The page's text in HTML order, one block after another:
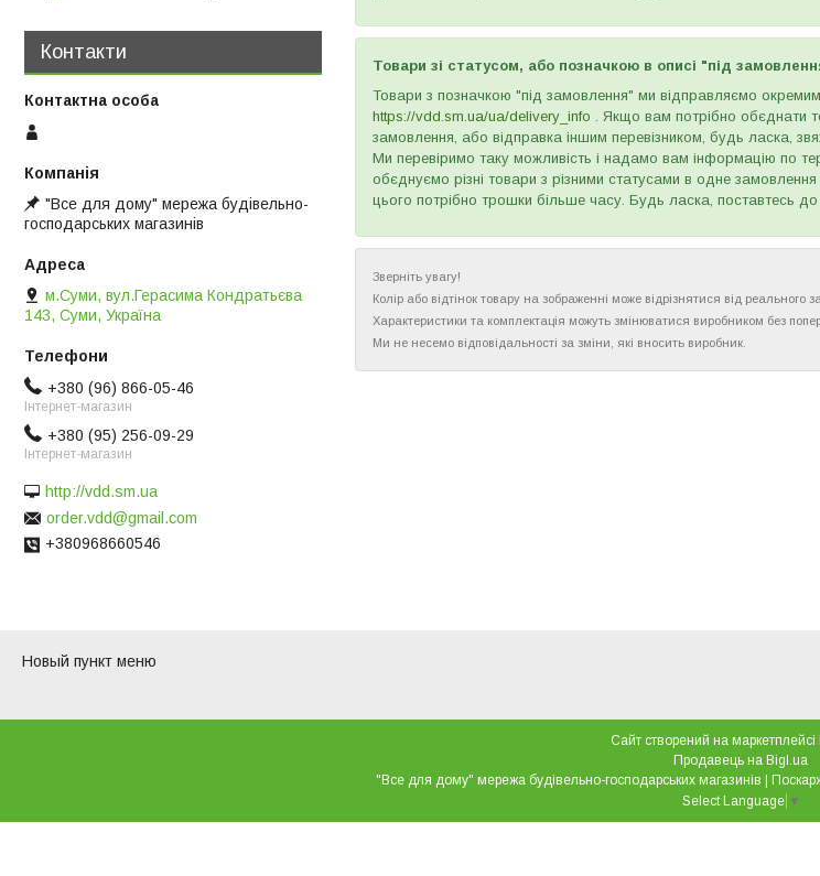
Товари зі статусом, або позначкою в описі "під
Товари з позначкою "під замовлення" ми відправляємо
https://vdd.sm.ua/ua/delivery_info . Якщо вам потрібно обєднати
замовлення, або відправка іншим перевізником, будь ласка,
Ми перевіримо таку можливість і надамо вам інформацію по
обєднуємо різні товари з різними статусами в одне
цього потрібно трошки більше часу. Будь ласка, поставтесь до
Зверніть увагу!
Колір або відтінок товару на зображенні може відрізнятися від
Характеристики та комплектація можуть змінюватися виробником без
Ми не несемо відповідальності за зміни, які вносить виробник.
Контакти
"Все для дому" мережа будівельно-
господарських магазинів
м.Суми, вул.Герасима Кондратьєва
143, Суми, Україна
+380 (96) 866-05-46
Інтернет-магазин
+380 (95) 256-09-29
Інтернет-магазин
http://vdd.sm.ua
order.vdd@gmail.com
+380968660546
Новый пункт меню
Сайт створений на маркетплейсі
Продавець на Bigl.ua
Select Language ▼